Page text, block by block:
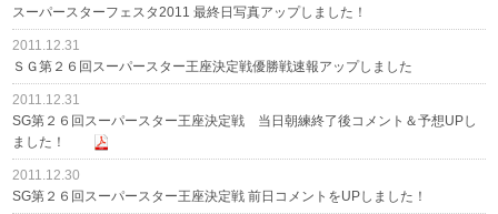
スーパースターフェスタ2011 最終日写真アップしました！
2011.12.31
ＳＧ第２６回スーパースター王座決定戦優勝戦速報アップしました
2011.12.31
SG第２６回スーパースター王座決定戦 当日朝練終了後コメント＆予想UPし
ました！
2011.12.30
SG第２６回スーパースター王座決定戦 前日コメントをUPしました！